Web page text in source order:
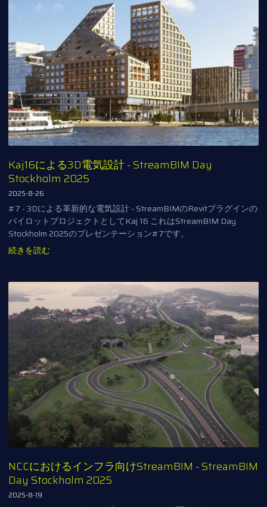
Kaj16による3D電気設計 - StreamBIM Day
Stockholm 2025
2025-8-26
#7 - 3Dによる革新的な電気設計 - StreamBIMのRevitプラグインの
パイロットプロジェクトとしてKaj 16 これはStreamBIM Day
Stockholm 2025のプレゼンテーション#7です。
続きを読む
NCCにおけるインフラ向けStreamBIM - StreamBIM
Day Stockholm 2025
2025-8-19